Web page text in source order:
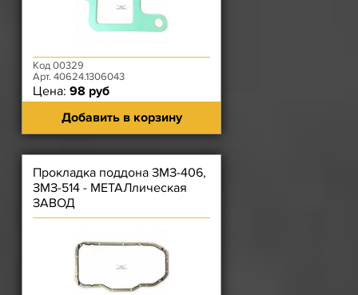
Код 00329
Арт. 40624.1306043
Цена: 98 руб
Добавить в корзину
Прокладка поддона ЗМЗ-406,
ЗМЗ-514 - МЕТАЛлическая
ЗАВОД